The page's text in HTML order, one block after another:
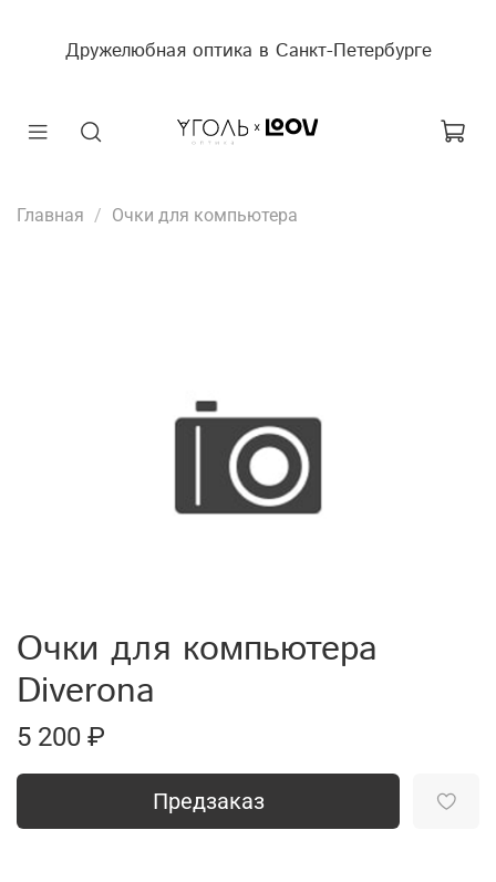
Дружелюбная оптика в Санкт-Петербурге
Главная Очки для компьютера
Очки для компьютера
Diverona
5 200 ₽
Предзаказ